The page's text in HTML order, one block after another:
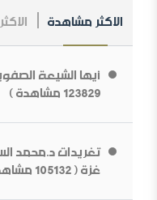
مؤسسة طابة والتنظيمات
الاكثر مشاهدة
أيها الشيعة
123829 مشاهدة )
تغريدات د.محمد
غزة ( 105132 مشاهدة )